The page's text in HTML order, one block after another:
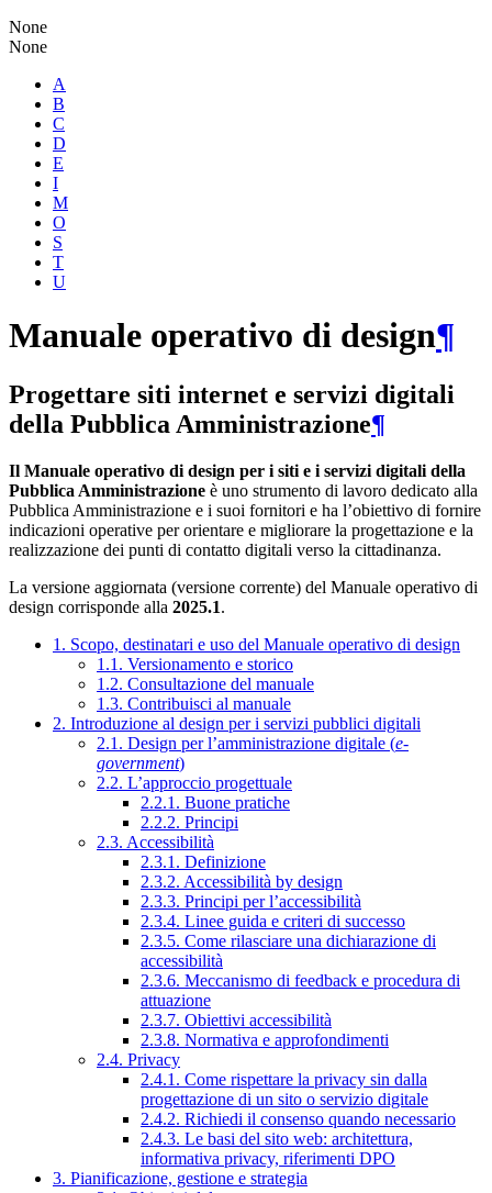
None
None
A
B
C
D
E
I
M
O
S
T
U
Manuale operativo di design¶
Progettare siti internet e servizi digitali
della Pubblica Amministrazione¶
Il Manuale operativo di design per i siti e i servizi digitali della
Pubblica Amministrazione è uno strumento di lavoro dedicato alla
Pubblica Amministrazione e i suoi fornitori e ha l’obiettivo di fornire
indicazioni operative per orientare e migliorare la progettazione e la
realizzazione dei punti di contatto digitali verso la cittadinanza.
La versione aggiornata (versione corrente) del Manuale operativo di
design corrisponde alla 2025.1.
1. Scopo, destinatari e uso del Manuale operativo di design
1.1. Versionamento e storico
1.2. Consultazione del manuale
1.3. Contribuisci al manuale
2. Introduzione al design per i servizi pubblici digitali
2.1. Design per l’amministrazione digitale (e-
government)
2.2. L’approccio progettuale
2.2.1. Buone pratiche
2.2.2. Principi
2.3. Accessibilità
2.3.1. Definizione
2.3.2. Accessibilità by design
2.3.3. Principi per l’accessibilità
2.3.4. Linee guida e criteri di successo
2.3.5. Come rilasciare una dichiarazione di
accessibilità
2.3.6. Meccanismo di feedback e procedura di
attuazione
2.3.7. Obiettivi accessibilità
2.3.8. Normativa e approfondimenti
2.4. Privacy
2.4.1. Come rispettare la privacy sin dalla
progettazione di un sito o servizio digitale
2.4.2. Richiedi il consenso quando necessario
2.4.3. Le basi del sito web: architettura,
informativa privacy, riferimenti DPO
3. Pianificazione, gestione e strategia